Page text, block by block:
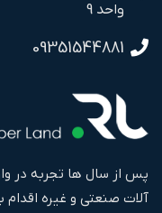
واحد 9
09351544881
پس از سال ها تجربه در
آلات صنعتی و غیره